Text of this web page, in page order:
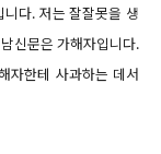
다. 저는 잘잘못을 생
신문은 가해자입니다.
자한테 사과하는 데서